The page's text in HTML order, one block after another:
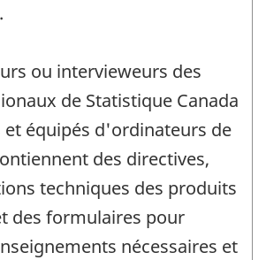
ou intervieweurs des
de Statistique Canada
équipés d'ordinateurs de
des directives,
techniques des produits
des formulaires pour
nécessaires et